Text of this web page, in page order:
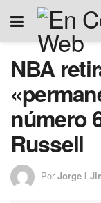
NBA
número
Russell
Por Jorge I